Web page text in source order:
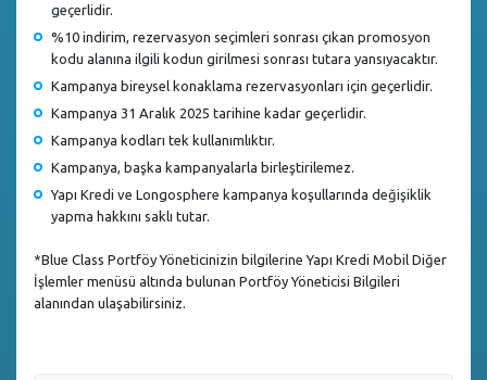
geçerlidir.
%10 indirim, rezervasyon seçimleri sonrası çıkan promosyon
kodu alanına ilgili kodun girilmesi sonrası tutara yansıyacaktır.
Kampanya bireysel konaklama rezervasyonları için geçerlidir.
Kampanya 31 Aralık 2025 tarihine kadar geçerlidir.
Kampanya kodları tek kullanımlıktır.
Kampanya, başka kampanyalarla birleştirilemez.
Yapı Kredi ve Longosphere kampanya koşullarında değişiklik
yapma hakkını saklı tutar.
*Blue Class Portföy Yöneticinizin bilgilerine Yapı Kredi Mobil Diğer
İşlemler menüsü altında bulunan Portföy Yöneticisi Bilgileri
alanından ulaşabilirsiniz.